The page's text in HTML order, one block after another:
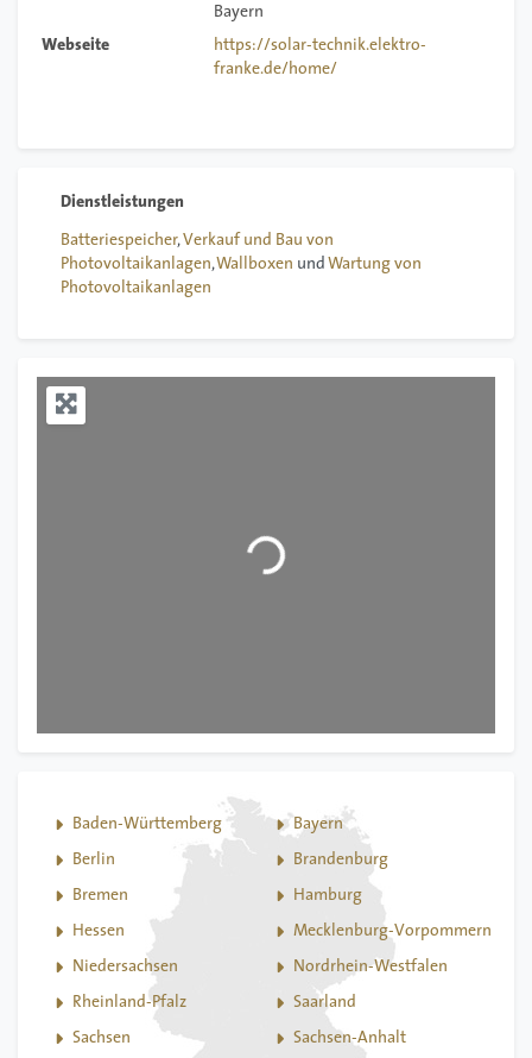
Bayern
Webseite
https://solar-technik.elektro-
franke.de/home/
Batteriespeicher,Verkauf und Bau von
Photovoltaikanlagen,Wallboxen und Wartung von
Photovoltaikanlagen
Wird geladen …
Baden-Württemberg
Bayern
Berlin
Brandenburg
Bremen
Hamburg
Hessen
Mecklenburg-Vorpommern
Niedersachsen
Nordrhein-Westfalen
Rheinland-Pfalz
Saarland
Sachsen
Sachsen-Anhalt